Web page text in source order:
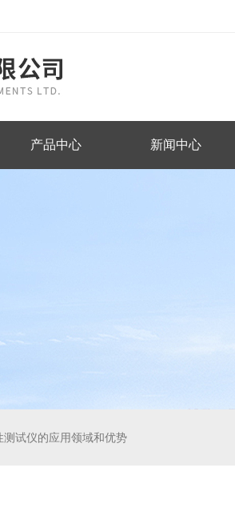
产品中心 新闻中心
测试仪的应用领域和优势